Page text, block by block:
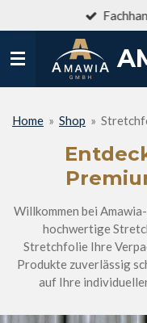
Hauptinhalt
springen
Home » Shop »
Willkommen bei
hochwertige
Stretchfolie Ihre
Produkte zuverlässig
auf Ihre